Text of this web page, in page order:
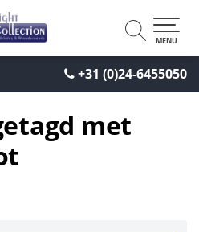
+31 (0)24-6455050
MENU
met